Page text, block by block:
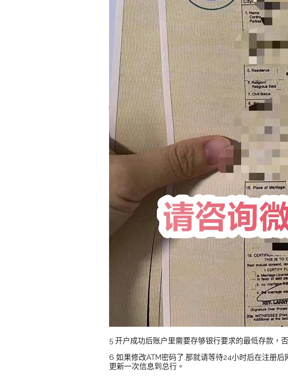
5 开户成功后账户里需要存够银行要求的最低存款，
6 如果修改ATM密码了.那就请等待24小时后在注册
更新一次信息到总行。